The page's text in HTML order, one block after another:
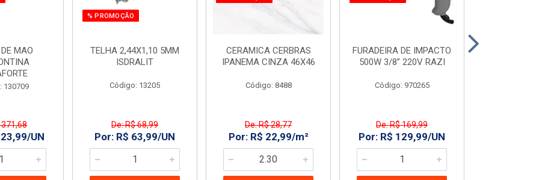
MAO
130709
371,68
UN
% PROMOÇÃO
TELHA 2,44X1,10 5MM
ISDRALIT
Código: 13205
De: R$ 68,99
Por: R$ 63,99/UN
CERAMICA CERBRAS
IPANEMA CINZA 46X46
Código: 8488
De: R$ 28,77
Por: R$ 22,99/m²
FURADEIRA DE IMPACTO
500W 3/8” 220V RAZI
Código: 970265
De: R$ 169,99
Por: R$ 129,99/UN